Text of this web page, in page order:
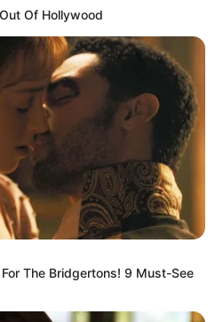
Of Hollywood
The Bridgertons! 9 Must-See